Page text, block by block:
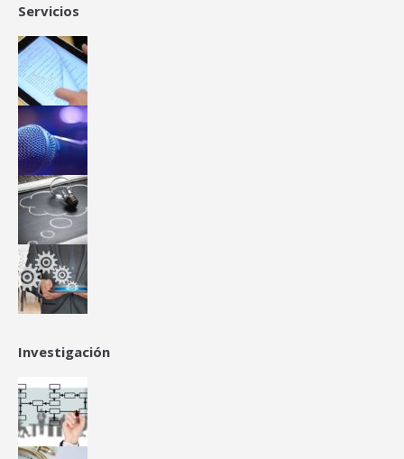
Servicios
Investigación